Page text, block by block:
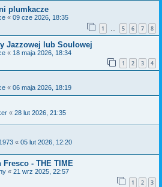
plumkacze
« 09 cze 2026, 18:35
1 … 5 6 7 8
Jazzowej lub Soulowej
« 18 maja 2026, 18:34
1 2 3 4
« 06 maja 2026, 18:19
« 28 lut 2026, 21:35
« 05 lut 2026, 12:20
- THE TIME
« 21 wrz 2025, 22:57
1 2 3